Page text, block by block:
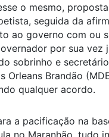
o mesmo,
seguida da
ao governo com ou
por sua vez
sobrinho e
Orleans Brandão
qualquer acordo.
a pacificação na
no Maranhão, tudo